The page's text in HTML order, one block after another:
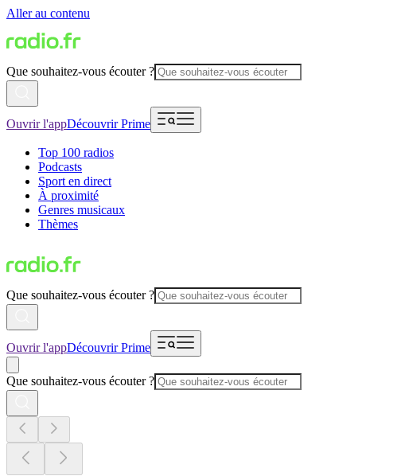
Aller au contenu
Que souhaitez-vous écouter ?
Ouvrir l'appDécouvrir Prime
Top 100 radios
Podcasts
Sport en direct
À proximité
Genres musicaux
Thèmes
Que souhaitez-vous écouter ?
Ouvrir l'appDécouvrir Prime
Que souhaitez-vous écouter ?